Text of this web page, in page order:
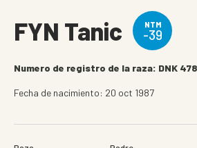
FYN Tanic NTM
-39
Numero de registro de la raza: DNK
Fecha de nacimiento: 20 oct 1987